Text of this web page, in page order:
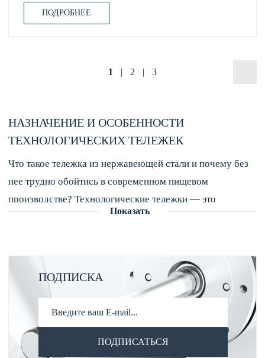
ПОДРОБНЕЕ
1 | 2 | 3
НАЗНАЧЕНИЕ И ОСОБЕННОСТИ
ТЕХНОЛОГИЧЕСКИХ ТЕЛЕЖЕК
Что такое тележка из нержавеющей стали и почему без
нее трудно обойтись в современном пищевом
производстве? Технологические тележки — это
надежные помощники, которые используются для
Долговечный корпус из пищевой нержавеющей стали
устойчив к коррозии, легко моется и соответствует
санитарным нормам. В зависимости от задач, тележка из
нержавеющей стали на колесах может иметь одну или
несколько полок, встроенные ванны для фарша, съемные
Показать
ПОДПИСКА
ПОДПИСАТЬСЯ